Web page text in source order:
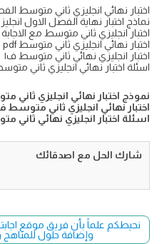
اختبار نهائي انجليزي ثاني متوسط
نماذج اختبار نهاية الفصل الاول
اختبار انجليزي ثاني متوسط مع الاجابة 1447 نهائي
اختبار نهائي انجليزي ثاني متوسط pdf
اختبار انجليزي نهائي ثاني متوسط ف١
اسئلة اختبار نهائي انجليزي ثاني
نموذج اختبار نهائي انجليزي ثاني
اختبار نهائي انجليزي ثاني متوسط ف١ مع نموذج الاجابة
اسئلة اختبار انجليزي نهائي ثاني
شارك الحل مع اصدقائك
نحيطكم علماً بأن فريق موقع
وإضافة حلول للمناهج وفق